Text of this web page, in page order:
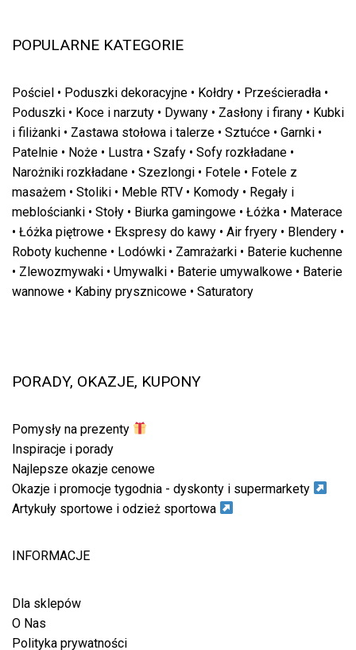
POPULARNE KATEGORIE
Pościel • Poduszki dekoracyjne • Kołdry • Prześcieradła •
Poduszki • Koce i narzuty • Dywany • Zasłony i firany • Kubki
i filiżanki • Zastawa stołowa i talerze • Sztućce • Garnki •
Patelnie • Noże • Lustra • Szafy • Sofy rozkładane •
Narożniki rozkładane • Szezlongi • Fotele • Fotele z
masażem • Stoliki • Meble RTV • Komody • Regały i
meblościanki • Stoły • Biurka gamingowe • Łóżka • Materace
• Łóżka piętrowe • Ekspresy do kawy • Air fryery • Blendery •
Roboty kuchenne • Lodówki • Zamrażarki • Baterie kuchenne
• Zlewozmywaki • Umywalki • Baterie umywalkowe • Baterie
wannowe • Kabiny prysznicowe • Saturatory
PORADY, OKAZJE, KUPONY
Pomysły na prezenty
Inspiracje i porady
Najlepsze okazje cenowe
Okazje i promocje tygodnia - dyskonty i supermarkety
Artykuły sportowe i odzież sportowa
INFORMACJE
Dla sklepów
O Nas
Polityka prywatności